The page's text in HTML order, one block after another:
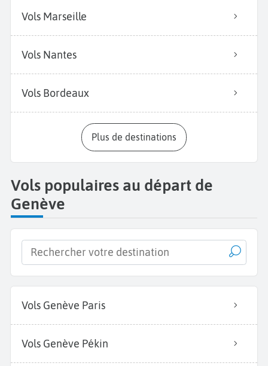
Vols Marseille
Vols Nantes
Vols Bordeaux
Plus de destinations
Vols populaires au départ de
Genève
Vols Genève Paris
Vols Genève Pékin